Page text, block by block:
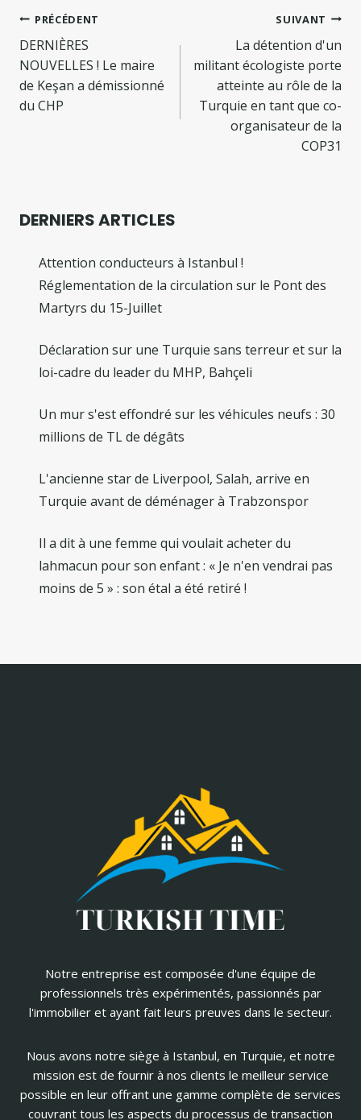
Navigation
de
l’article
PRÉCÉDENT
DERNIÈRES
NOUVELLES ! Le maire
de Keşan a démissionné
du CHP
SUIVANT
La détention d'un
militant écologiste porte
atteinte au rôle de la
Turquie en tant que co-
organisateur de la
COP31
DERNIERS ARTICLES
Attention conducteurs à Istanbul !
Réglementation de la circulation sur le Pont des
Martyrs du 15-Juillet
Déclaration sur une Turquie sans terreur et sur la
loi-cadre du leader du MHP, Bahçeli
Un mur s'est effondré sur les véhicules neufs : 30
millions de TL de dégâts
L'ancienne star de Liverpool, Salah, arrive en
Turquie avant de déménager à Trabzonspor
Il a dit à une femme qui voulait acheter du
lahmacun pour son enfant : « Je n'en vendrai pas
moins de 5 » : son étal a été retiré !
Notre entreprise est composée d'une équipe de
professionnels très expérimentés, passionnés par
l'immobilier et ayant fait leurs preuves dans le secteur.
Nous avons notre siège à Istanbul, en Turquie, et notre
mission est de fournir à nos clients le meilleur service
possible en leur offrant une gamme complète de services
couvrant tous les aspects du processus de transaction